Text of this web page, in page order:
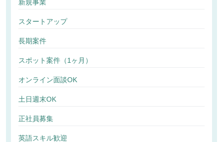
新規事業
スタートアップ
長期案件
スポット案件（1ヶ月）
オンライン面談OK
土日週末OK
正社員募集
英語スキル歓迎